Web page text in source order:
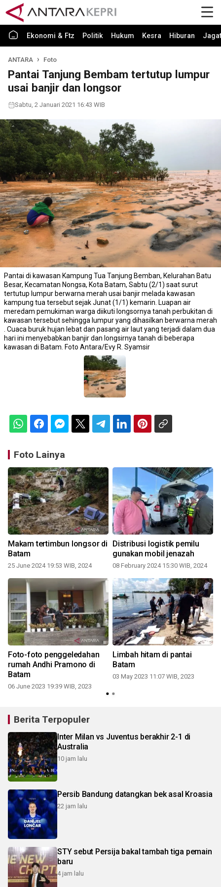
Ekonomi & Ftz Politik Hukum Kesra Hiburan Jagat
ANTARA Foto
Pantai Tanjung Bembam tertutup lumpur
usai banjir dan longsor
Sabtu, 2 Januari 2021 16:43 WIB
Pantai di kawasan Kampung Tua Tanjung Bemban, Kelurahan Batu
Besar, Kecamatan Nongsa, Kota Batam, Sabtu (2/1) saat surut
tertutup lumpur berwarna merah usai banjir melada kawasan
kampung tua tersebut sejak Junat (1/1) kemarin. Luapan air
meredam pemukiman warga diikuti longsornya tanah perbukitan di
kawasan tersebut sehingga lumpur yang dihasilkan berwarna merah
. Cuaca buruk hujan lebat dan pasang air laut yang terjadi dalam dua
hari ini menyebabkan banjir dan longsirnya tanah di beberapa
kawasan di Batam. Foto Antara/Evy R. Syamsir
Foto Lainya
Makam tertimbun longsor di
Batam
25 June 2024 19:53 WIB, 2024
Distribusi logistik pemilu
gunakan mobil jenazah
08 February 2024 15:30 WIB, 2024
Foto-foto penggeledahan
rumah Andhi Pramono di
Batam
06 June 2023 19:39 WIB, 2023
Limbah hitam di pantai
Batam
03 May 2023 11:07 WIB, 2023
Berita Terpopuler
Inter Milan vs Juventus berakhir 2-1 di
Australia
10 jam lalu
Persib Bandung datangkan bek asal Kroasia
22 jam lalu
STY sebut Persija bakal tambah tiga pemain
baru
4 jam lalu